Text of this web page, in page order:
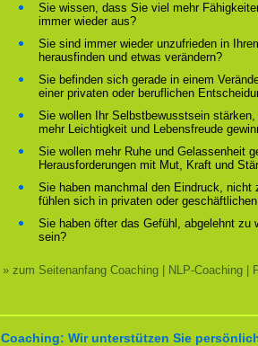
Sie wissen, dass Sie viel mehr
immer wieder aus?
Sie sind immer wieder unzufrieden in
herausfinden und etwas verändern?
Sie befinden sich gerade in einem
einer privaten oder beruflichen
Sie wollen Ihr Selbstbewusstsein
mehr Leichtigkeit und Lebensfreude
Sie wollen mehr Ruhe und Gelassenheit
Herausforderungen mit Mut, Kraft und
Sie haben manchmal den Eindruck, nicht
fühlen sich in privaten oder
Sie haben öfter das Gefühl, abgelehnt zu
sein?
» zum Seitenanfang Coaching | NLP-Coaching |
Coaching: Wir unterstützen Sie